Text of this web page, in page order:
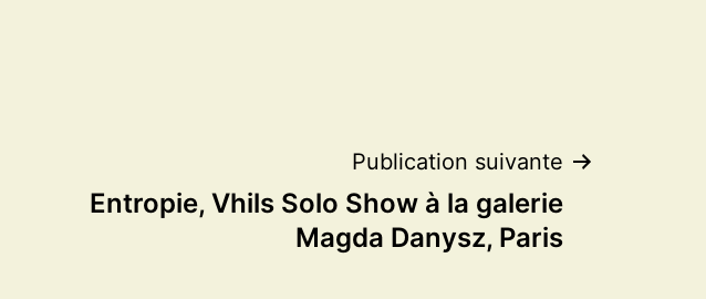
Publication suivante
Entropie, Vhils Solo Show à la galerie
Magda Danysz, Paris